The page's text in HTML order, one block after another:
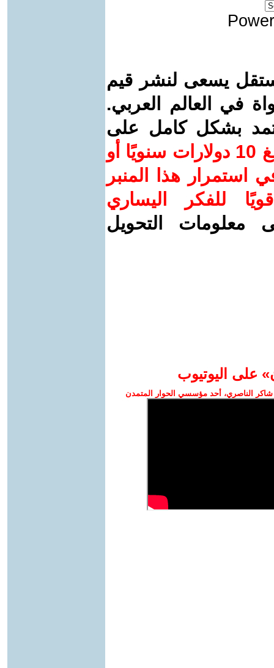
يسعى لنشر قيم
في العالم العربي.
بشكل كامل على
ساهم/ي معنا! بدعمكم بمبلغ 10 دولارات سنويًا أو
استمرار هذا المنبر
للفكر اليساري
معلومات التحويل
على اليوتيوب
الناصري، أحد مؤسسي الحوار المتمدن